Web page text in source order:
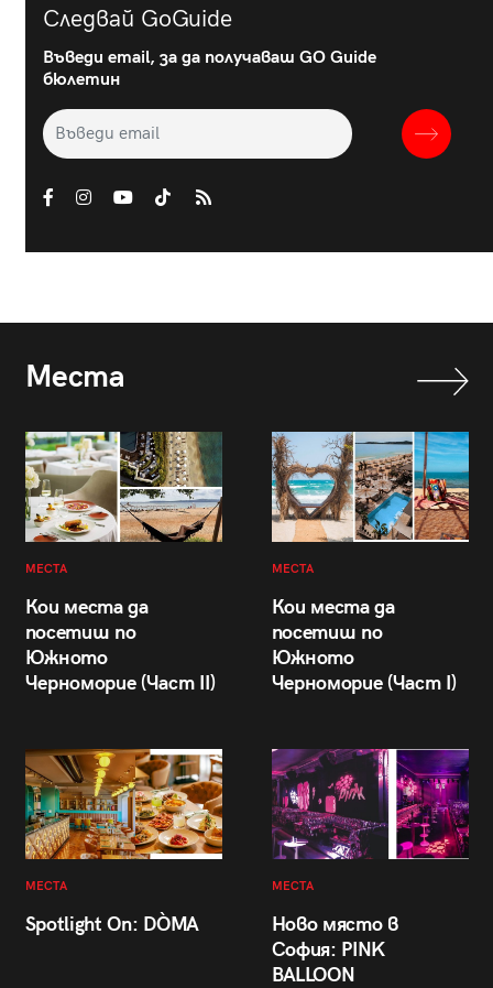
Следвай GoGuide
Въведи email, за да получаваш GO Guide
бюлетин
Места
МЕСТА
Кои места да
посетиш по
Южното
Черноморие (Част II)
МЕСТА
Кои места да
посетиш по
Южното
Черноморие (Част I)
МЕСТА
Spotlight On: DÒMA
МЕСТА
Ново място в
София: PINK
BALLOON